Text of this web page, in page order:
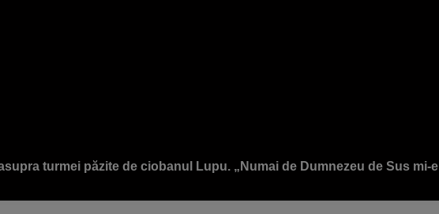
turmei păzite de ciobanul Lupu. „Numai de Dumnezeu de Sus mi-e